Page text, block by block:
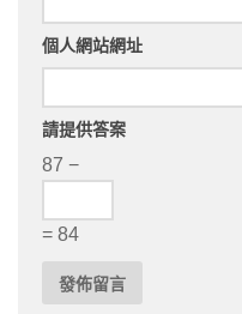
個人網站網址
請提供答案
87 −
= 84